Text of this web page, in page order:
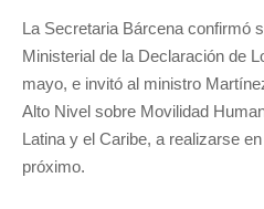
La Secretaria Bárcena confirmó
Ministerial de la Declaración de
mayo, e invitó al ministro
Alto Nivel sobre Movilidad
Latina y el Caribe, a realizarse
próximo.